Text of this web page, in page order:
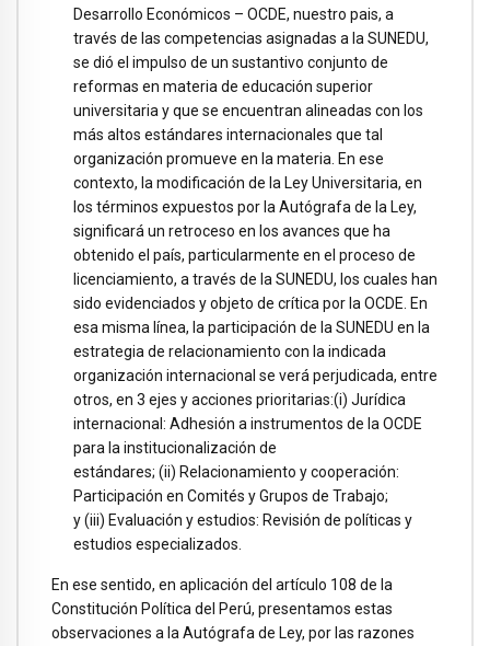
Desarrollo Económicos – OCDE, nuestro pais, a
través de las competencias asignadas a la SUNEDU,
se dió el impulso de un sustantivo conjunto de
reformas en materia de educación superior
universitaria y que se encuentran alineadas con los
más altos estándares internacionales que tal
organización promueve en la materia. En ese
contexto, la modificación de la Ley Universitaria, en
los términos expuestos por la Autógrafa de la Ley,
significará un retroceso en los avances que ha
obtenido el país, particularmente en el proceso de
licenciamiento, a través de la SUNEDU, los cuales han
sido evidenciados y objeto de crítica por la OCDE. En
esa misma línea, la participación de la SUNEDU en la
estrategia de relacionamiento con la indicada
organización internacional se verá perjudicada, entre
otros, en 3 ejes y acciones prioritarias:(i) Jurídica
internacional: Adhesión a instrumentos de la OCDE
para la institucionalización de
estándares; (ii) Relacionamiento y cooperación:
Participación en Comités y Grupos de Trabajo;
y (iii) Evaluación y estudios: Revisión de políticas y
estudios especializados.
En ese sentido, en aplicación del artículo 108 de la
Constitución Política del Perú, presentamos estas
observaciones a la Autógrafa de Ley, por las razones